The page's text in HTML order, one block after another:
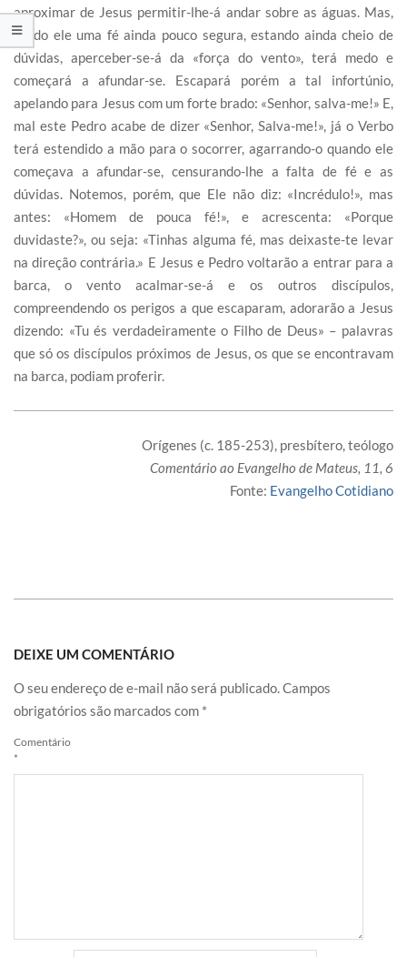
aproximar de Jesus permitir-lhe-á andar sobre as águas. Mas,
tendo ele uma fé ainda pouco segura, estando ainda cheio de
dúvidas, aperceber-se-á da «força do vento», terá medo e
começará a afundar-se. Escapará porém a tal infortúnio,
apelando para Jesus com um forte brado: «Senhor, salva-me!» E,
mal este Pedro acabe de dizer «Senhor, Salva-me!», já o Verbo
terá estendido a mão para o socorrer, agarrando-o quando ele
começava a afundar-se, censurando-lhe a falta de fé e as
dúvidas. Notemos, porém, que Ele não diz: «Incrédulo!», mas
antes: «Homem de pouca fé!», e acrescenta: «Porque
duvidaste?», ou seja: «Tinhas alguma fé, mas deixaste-te levar
na direção contrária.» E Jesus e Pedro voltarão a entrar para a
barca, o vento acalmar-se-á e os outros discípulos,
compreendendo os perigos a que escaparam, adorarão a Jesus
dizendo: «Tu és verdadeiramente o Filho de Deus» – palavras
que só os discípulos próximos de Jesus, os que se encontravam
na barca, podiam proferir.
Orígenes (c. 185-253), presbítero, teólogo
Comentário ao Evangelho de Mateus, 11, 6
Fonte: Evangelho Cotidiano
DEIXE UM COMENTÁRIO
O seu endereço de e-mail não será publicado.Campos
obrigatórios são marcados com *
Comentário
*